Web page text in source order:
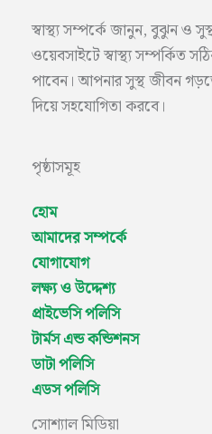
স্বাস্থ্য সম্পর্কে জানুন, বুঝুন ও
ওয়েবসাইটে স্বাস্থ্য সম্পর্কিত
পাবেন। আপনার সুস্থ জীবন
দিয়ে সহযোগিতা করবে।
পৃষ্ঠাসমূহ
হোম
আমাদের সম্পর্কে
যোগাযোগ
লক্ষ্য ও উদ্দেশ্য
প্রাইভেসি পলিসি
টার্মস এন্ড কন্ডিশনস
ডাটা পলিসি
এডস পলিসি
সোশ্যাল মিডিয়া